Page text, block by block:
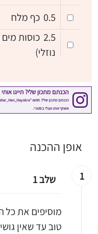
0.5 כף מלח
2.5 כוסות
נוזלי)
אופן ההכנה
1 שלב 1
מוסיפים את כל
טוב עד שאין